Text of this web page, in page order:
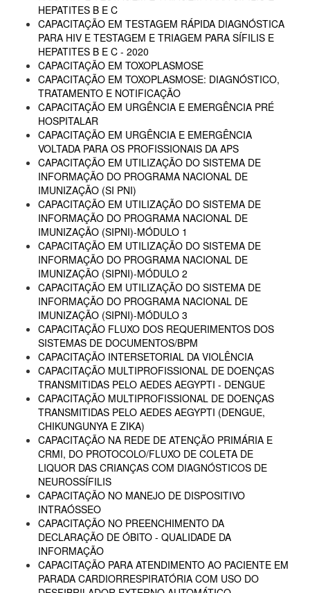
HEPATITES B E C
CAPACITAÇÃO EM TESTAGEM RÁPIDA DIAGNÓSTICA
PARA HIV E TESTAGEM E TRIAGEM PARA SÍFILIS E
HEPATITES B E C - 2020
CAPACITAÇÃO EM TOXOPLASMOSE
CAPACITAÇÃO EM TOXOPLASMOSE: DIAGNÓSTICO,
TRATAMENTO E NOTIFICAÇÃO
CAPACITAÇÃO EM URGÊNCIA E EMERGÊNCIA PRÉ
HOSPITALAR
CAPACITAÇÃO EM URGÊNCIA E EMERGÊNCIA
VOLTADA PARA OS PROFISSIONAIS DA APS
CAPACITAÇÃO EM UTILIZAÇÃO DO SISTEMA DE
INFORMAÇÃO DO PROGRAMA NACIONAL DE
IMUNIZAÇÃO (SI PNI)
CAPACITAÇÃO EM UTILIZAÇÃO DO SISTEMA DE
INFORMAÇÃO DO PROGRAMA NACIONAL DE
IMUNIZAÇÃO (SIPNI)-MÓDULO 1
CAPACITAÇÃO EM UTILIZAÇÃO DO SISTEMA DE
INFORMAÇÃO DO PROGRAMA NACIONAL DE
IMUNIZAÇÃO (SIPNI)-MÓDULO 2
CAPACITAÇÃO EM UTILIZAÇÃO DO SISTEMA DE
INFORMAÇÃO DO PROGRAMA NACIONAL DE
IMUNIZAÇÃO (SIPNI)-MÓDULO 3
CAPACITAÇÃO FLUXO DOS REQUERIMENTOS DOS
SISTEMAS DE DOCUMENTOS/BPM
CAPACITAÇÃO INTERSETORIAL DA VIOLÊNCIA
CAPACITAÇÃO MULTIPROFISSIONAL DE DOENÇAS
TRANSMITIDAS PELO AEDES AEGYPTI - DENGUE
CAPACITAÇÃO MULTIPROFISSIONAL DE DOENÇAS
TRANSMITIDAS PELO AEDES AEGYPTI (DENGUE,
CHIKUNGUNYA E ZIKA)
CAPACITAÇÃO NA REDE DE ATENÇÃO PRIMÁRIA E
CRMI, DO PROTOCOLO/FLUXO DE COLETA DE
LIQUOR DAS CRIANÇAS COM DIAGNÓSTICOS DE
NEUROSSÍFILIS
CAPACITAÇÃO NO MANEJO DE DISPOSITIVO
INTRAÓSSEO
CAPACITAÇÃO NO PREENCHIMENTO DA
DECLARAÇÃO DE ÓBITO - QUALIDADE DA
INFORMAÇÃO
CAPACITAÇÃO PARA ATENDIMENTO AO PACIENTE EM
PARADA CARDIORRESPIRATÓRIA COM USO DO